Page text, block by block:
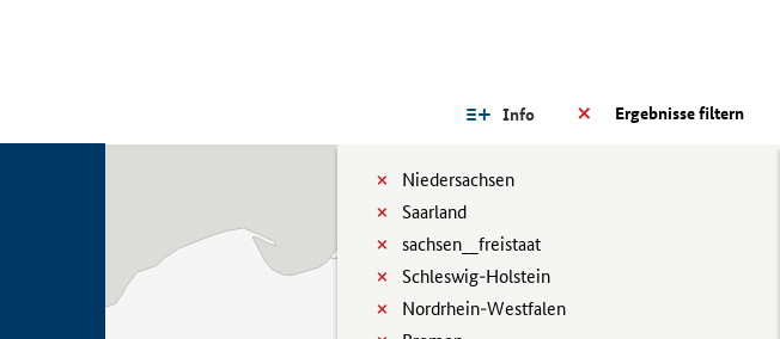
Ergebnisse filtern
Info
Niedersachsen
Saarland
sachsen__freistaat
Schleswig-Holstein
Nordrhein-Westfalen